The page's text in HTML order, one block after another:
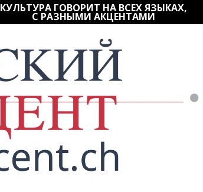
КУЛЬТУРА ГОВОРИТ НА ВСЕХ ЯЗЫКАХ,
С РАЗНЫМИ АКЦЕНТАМИ